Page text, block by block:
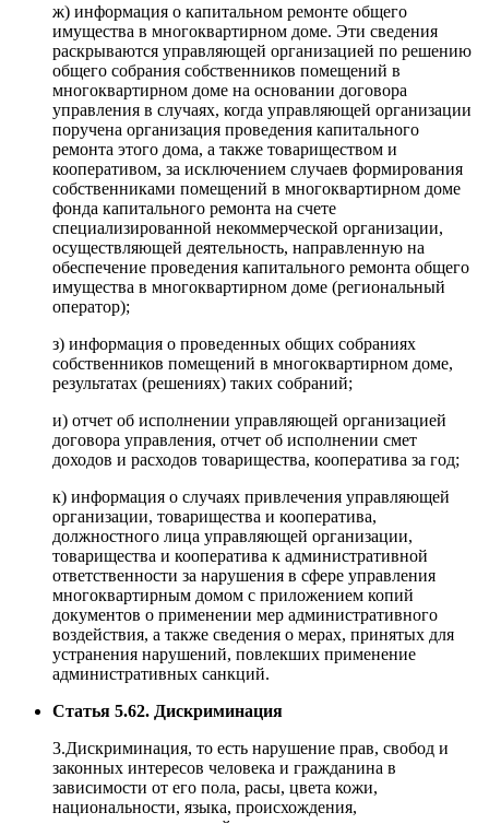
ж) информация о капитальном ремонте общего
имущества в многоквартирном доме. Эти сведения
раскрываются управляющей организацией по решению
общего собрания собственников помещений в
многоквартирном доме на основании договора
управления в случаях, когда управляющей организации
поручена организация проведения капитального
ремонта этого дома, а также товариществом и
кооперативом, за исключением случаев формирования
собственниками помещений в многоквартирном доме
фонда капитального ремонта на счете
специализированной некоммерческой организации,
осуществляющей деятельность, направленную на
обеспечение проведения капитального ремонта общего
имущества в многоквартирном доме (региональный
оператор);
з) информация о проведенных общих собраниях
собственников помещений в многоквартирном доме,
результатах (решениях) таких собраний;
и) отчет об исполнении управляющей организацией
договора управления, отчет об исполнении смет
доходов и расходов товарищества, кооператива за год;
к) информация о случаях привлечения управляющей
организации, товарищества и кооператива,
должностного лица управляющей организации,
товарищества и кооператива к административной
ответственности за нарушения в сфере управления
многоквартирным домом с приложением копий
документов о применении мер административного
воздействия, а также сведения о мерах, принятых для
устранения нарушений, повлекших применение
административных санкций.
Статья 5.62. Дискриминация
3.Дискриминация, то есть нарушение прав, свобод и
законных интересов человека и гражданина в
зависимости от его пола, расы, цвета кожи,
национальности, языка, происхождения,